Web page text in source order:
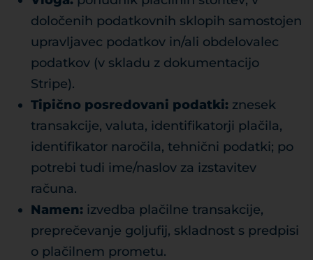
določenih podatkovnih sklopih samostojen
upravljavec podatkov in/ali obdelovalec
podatkov (v skladu z dokumentacijo
Stripe).
Tipično posredovani podatki: znesek
transakcije, valuta, identifikatorji plačila,
identifikator naročila, tehnični podatki; po
potrebi tudi ime/naslov za izstavitev
računa.
Namen: izvedba plačilne transakcije,
preprečevanje goljufij, skladnost s predpisi
o plačilnem prometu.